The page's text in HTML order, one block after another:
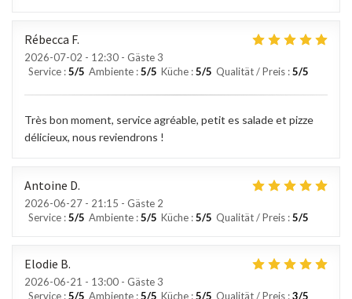
Rébecca F
2026-07-02 - 12:30 - Gäste 3
Service :5/5 Ambiente :5/5 Küche :5/5 Qualität / Preis :5/5
Très bon moment, service agréable, petit es salade et pizze
délicieux, nous reviendrons !
Antoine D
2026-06-27 - 21:15 - Gäste 2
Service :5/5 Ambiente :5/5 Küche :5/5 Qualität / Preis :5/5
Elodie B
2026-06-21 - 13:00 - Gäste 3
Service :5/5 Ambiente :5/5 Küche :5/5 Qualität / Preis :3/5